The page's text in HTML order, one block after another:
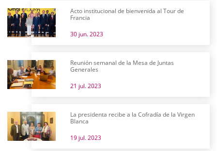
Acto institucional de bienvenida al Tour de
Francia
30 jun. 2023
Reunión semanal de la Mesa de Juntas
Generales
21 jul. 2023
La presidenta recibe a la Cofradía de la Virgen
Blanca
19 jul. 2023